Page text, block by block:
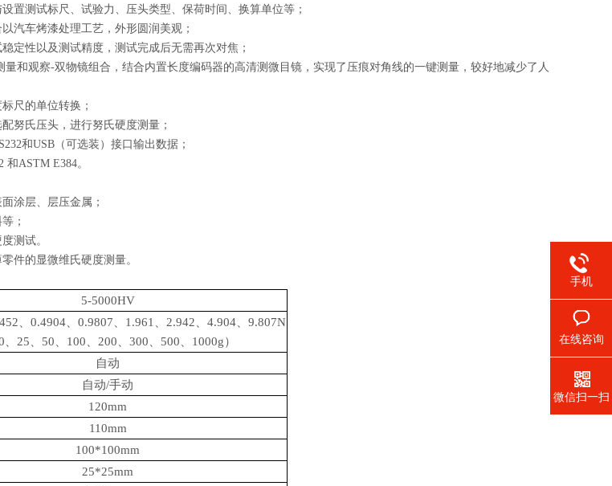
置测试标尺、试验力、压头类型、保荷时间、换算单位等；
汽车烤漆处理工艺，外形圆润美观；
定性以及测试精度，测试完成后无需再次对焦；
和观察-双物镜组合，结合内置长度编码器的高清测微目镜，实现了压痕对角线的一键测量，较好地减少了人
尺的单位转换；
努氏压头，进行努氏硬度测量；
和USB（可选装）接口输出数据；
和ASTM E384。
涂层、层压金属；
；
测试。
件的显微维氏硬度测量。
5-5000HV
、0.4904、0.9807、1.961、2.942、4.904、9.807N
、25、50、100、200、300、500、1000g）
自动
自动/手动
120mm
110mm
100*100mm
25*25mm
手机
在线咨询
微信扫一扫